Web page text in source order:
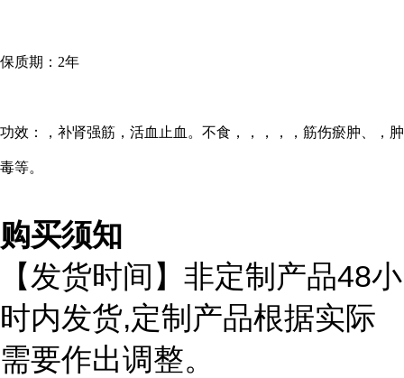
保质期： 2年
功效：，补肾强筋，活血止血。不食，，，，，筋伤瘀肿、，肿
毒等。
购买须知
【发货时间】非定制产品48小
时内发货,定制产品根据实际
需要作出调整。